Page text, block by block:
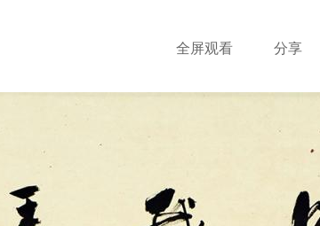
国足 网球 亚冬会
全屏观看 分享